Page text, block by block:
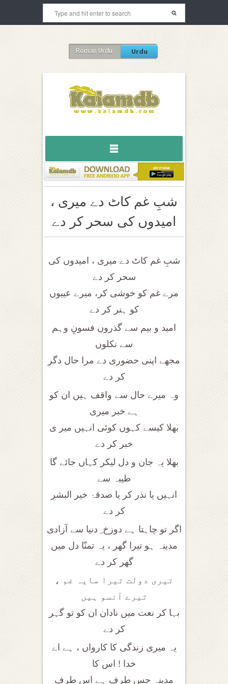
Roman Urdu Urdu
شبِ غم کاٹ دے میری ،
امیدوں کی سحر کر دے
شبِ غم کاٹ دے میری ، امیدوں کی
سحر کر دے
مرے غم کو خوشی کر، میرے عیبوں
کو ہنر کر دے
امید و بیم سے گذروں فسونِ وہم
سے نکلوں
مجھے اپنی حضوری دے مرا حال دگر
کر دے
وہ میرے حال سے واقف ہیں ان کو
ہے خبر میری
بھلا کیسے کہوں کوئی انہیں میر ی
خبر کر دے
بھلا یہ جان و دل لیکر کہاں جائے گا
طیبہ سے
انہیں یا نذر کر یا صدقۂ خیر البشر
کر دے
اگر تو چاہتا ہے دوزخ ِ دنیا سے آزادی
مدینہ ہو تیرا گھر ، یہ تمنّا دل میں
گھر کر دے
تیری دولت تیرا سایہ غم ،
تیرے آنسو ہیں
بہا کر نعت میں نادان ان کو تو گہر
کر دے
یہ میری زندگی کا کارواں ، ہے اے
خدا ! اس کا
مدینہ جس طرف ہے اس طرف